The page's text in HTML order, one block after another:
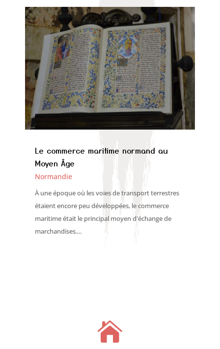
Le commerce maritime normand au
Moyen Âge
Normandie
À une époque où les voies de transport terrestres
étaient encore peu développées, le commerce
maritime était le principal moyen d'échange de
marchandises....
